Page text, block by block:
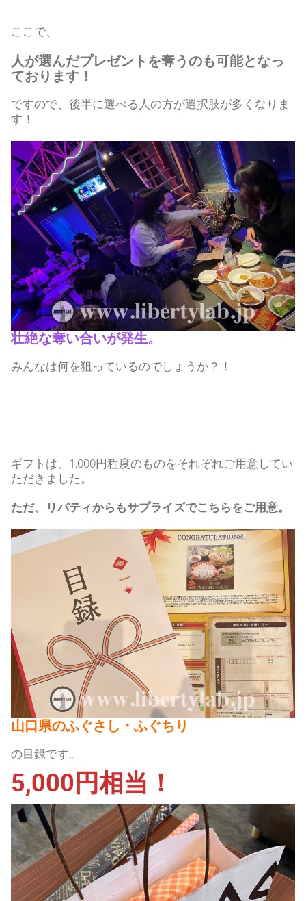
ここで、
人が選んだプレゼントを奪うのも可能となっ
ております！
ですので、後半に選べる人の方が選択肢が多くなりま
す！
壮絶な奪い合いが発生。
みんなは何を狙っているのでしょうか？！
ギフトは、1,000円程度のものをそれぞれご用意してい
ただきました。
ただ、リバティからもサプライズでこちらをご用意。
山口県のふぐさし・ふぐちり
の目録です。
5,000円相当！